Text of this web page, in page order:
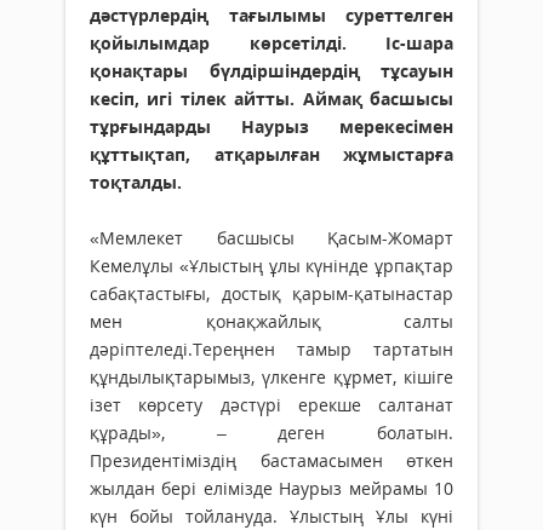
дәстүрлердің тағылымы суреттелген
қойылымдар көрсетілді. Іс-шара
қонақтары бүлдіршіндердің тұсауын
кесіп, игі тілек айтты. Аймақ басшысы
тұрғындарды Наурыз мерекесімен
құттықтап, атқарылған жұмыстарға
тоқталды.
«Мемлекет басшысы Қасым-Жомарт
Кемелұлы «Ұлыстың ұлы күнінде ұрпақтар
сабақтастығы, достық қарым-қатынастар
мен қонақжайлық салты
дәріптеледі.Тереңнен тамыр тартатын
құндылықтарымыз, үлкенге құрмет, кішіге
ізет көрсету дәстүрі ерекше салтанат
құрады», – деген болатын.
Президентіміздің бастамасымен өткен
жылдан бері елімізде Наурыз мейрамы 10
күн бойы тойлануда. Ұлыстың Ұлы күні